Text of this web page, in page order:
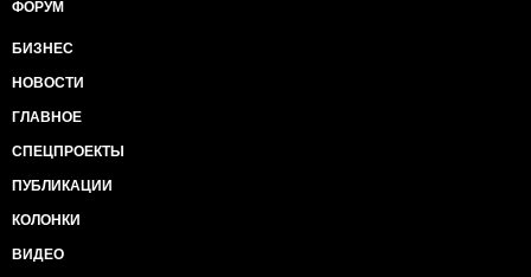
ФОРУМ
БИЗНЕС
НОВОСТИ
ГЛАВНОЕ
СПЕЦПРОЕКТЫ
ПУБЛИКАЦИИ
КОЛОНКИ
ВИДЕО